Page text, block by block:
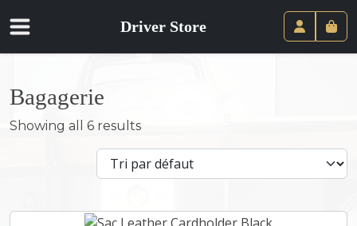
Driver Store
Compte
Bagagerie
Showing all 6 results